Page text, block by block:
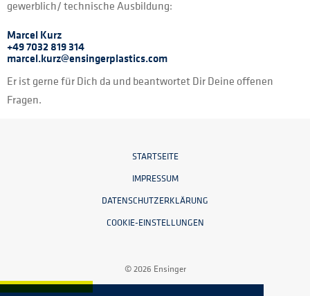
gewerblich/ technische Ausbildung:
Marcel Kurz
+49 7032 819 314
marcel.kurz@ensingerplastics.com
Er ist gerne für Dich da und beantwortet Dir Deine offenen
Fragen.
STARTSEITE
IMPRESSUM
DATENSCHUTZERKLÄRUNG
COOKIE-EINSTELLUNGEN
© 2026 Ensinger